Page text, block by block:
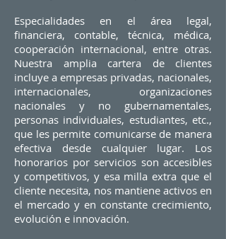
Especialidades en el área legal,
financiera, contable, técnica, médica,
cooperación internacional, entre otras.
Nuestra amplia cartera de clientes
incluye a empresas privadas, nacionales,
internacionales, organizaciones
nacionales y no gubernamentales,
personas individuales, estudiantes, etc.,
que les permite comunicarse de manera
efectiva desde cualquier lugar. Los
honorarios por servicios son accesibles
y competitivos, y esa milla extra que el
cliente necesita, nos mantiene activos en
el mercado y en constante crecimiento,
evolución e innovación.